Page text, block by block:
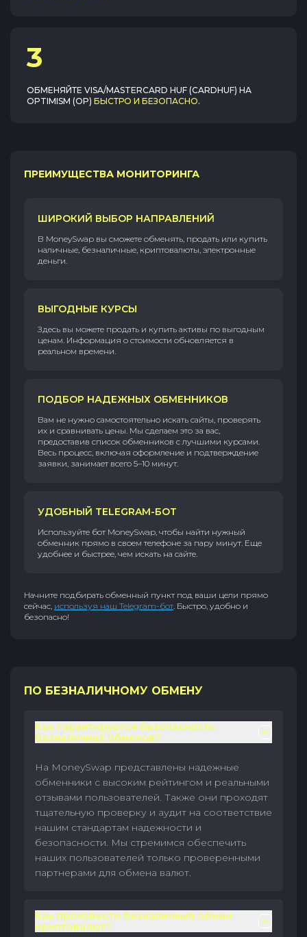
3
ОБМЕНЯЙТЕ VISA/MASTERCARD HUF (CARDHUF) НА
OPTIMISM (OP) БЫСТРО И БЕЗОПАСНО.
ПРЕИМУЩЕСТВА МОНИТОРИНГА
ШИРОКИЙ ВЫБОР НАПРАВЛЕНИЙ
В MoneySwap вы сможете обменять, продать или купить
наличные, безналичные, криптовалюты, электронные
деньги.
ВЫГОДНЫЕ КУРСЫ
Здесь вы можете продать и купить активы по выгодным
ценам. Информация о стоимости обновляется в
реальном времени.
ПОДБОР НАДЕЖНЫХ ОБМЕННИКОВ
Вам не нужно самостоятельно искать сайты, проверять
их и сравнивать цены. Мы сделаем это за вас,
предоставив список обменников с лучшими курсами.
Весь процесс, включая оформление и подтверждение
заявки, занимает всего 5–10 минут.
УДОБНЫЙ TELEGRAM-БОТ
Используйте бот MoneySwap, чтобы найти нужный
обменник прямо в своем телефоне за пару минут. Еще
удобнее и быстрее, чем искать на сайте.
Начните подбирать обменный пункт под ваши цели прямо
сейчас, используя наш Telegram-бот. Быстро, удобно и
безопасно!
ПО БЕЗНАЛИЧНОМУ ОБМЕНУ
Как гарантируется безопасность
безналичных обменов?
На MoneySwap представлены надежные
обменники с высоким рейтингом и реальными
отзывами пользователей. Также они проходят
тщательную проверку и аудит на соответствие
нашим стандартам надежности и
безопасности. Мы стремимся обеспечить
наших пользователей только проверенными
партнерами для обмена валют.
Как произвести безналичный обмен
криптовалют?